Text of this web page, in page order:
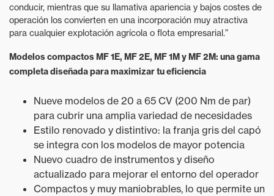
conducir, mientras que su llamativa apariencia y bajos costes de
operación los convierten en una incorporación muy atractiva
para cualquier explotación agrícola o flota empresarial.”
Modelos compactos MF 1E, MF 2E, MF 1M y MF 2M: una gama
completa diseñada para maximizar tu eficiencia
Nueve modelos de 20 a 65 CV (200 Nm de par)
para cubrir una amplia variedad de necesidades
Estilo renovado y distintivo: la franja gris del capó
se integra con los modelos de mayor potencia
Nuevo cuadro de instrumentos y diseño
actualizado para mejorar el entorno del operador
Compactos y muy maniobrables, lo que permite un